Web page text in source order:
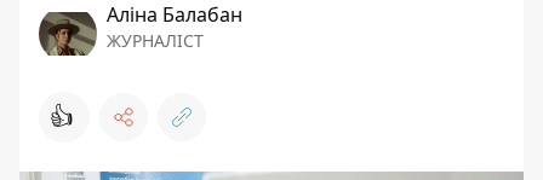
Аліна Балабан
ЖУРНАЛІСТ
👍